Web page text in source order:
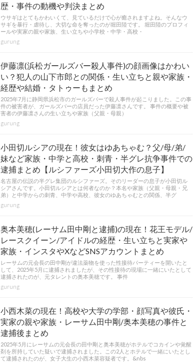
歴・事件の動機や判決まとめ
ウサギはとてもかわいくて、見ているだけで心が癒されますよね。そんなウ
サギを暴行・虐待し、大切な命を奪ったのが堀田陸です。 堀田陸のプロフィ
ールや実家の親や家族、生い立ちや小学校・中学・高校・
gurung
伊藤凛(浜松ガールズバー殺人事件)の顔画像はかわい
い？犯人の山下市郎との関係・生い立ちと親や家族・
経歴や結婚・タトゥーもまとめ
2025年7月に静岡県浜松市のガールズバーで殺人事件が起こりました。この事
件の被害者が、ガールズバーの店員だった伊藤凛さんです。 事件の概要や被
害者の伊藤凛さんの生い立ちや家族（父親・母親）
gurung
小田切ルシアの現在！彼女はゆあちゃむ？父/母/弟/
妹など家族・中学と高校・刺青・半グレ抗争事件での
逮捕まとめ【ルシファーズ小田切大作の息子】
名古屋の伝説の半グレ集団のルシファーズ。そのリーダーの息子が小田切ル
シアさんです。小田切ルシアとは何者なのか？本名や家族（父親・母親・兄
弟）と中学からの刺青、中学や高校、彼女のゆあちゃむとの関係、半グ
gurung
奥本美穂(レーサム田中剛と逮捕)の現在！花王モデル/
レースクイーン/アイドルの経歴・生い立ちと実家や
家族・インスタやXなどSNSアカウントまとめ
レーサムの元会長の田中剛が違法薬物を使った性接待パーティーを開いたと
して、2025年5月に逮捕されましたが、その性接待の現場に一緒にいたとして
逮捕されたのが、元タレントの奥本美穂です。 事件
gurung
小西木菜の現在！高校や大学の学部・顔写真や彼氏・
実家の親や家族・レーサム田中剛/奥本美穂の事件と
逮捕後まとめ
2025年5月にレーサムの元会長の田中剛と奥本美穂がホテルでコカインや覚醒
剤を所持していた疑いで逮捕されました。この2人とホテルで一緒にいたとし
て逮捕されたのが、女子大生の小西木菜容疑者です。&nbs